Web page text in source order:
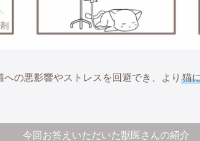
の悪影響やストレスを回避でき、より 猫
今回お答えいただいた獣医さんの紹介